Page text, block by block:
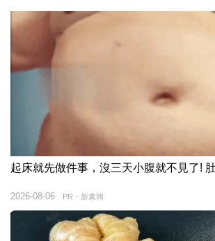
起床就先做件事，沒三天小腹就不見了!
PR・新素簡
2026-08-06